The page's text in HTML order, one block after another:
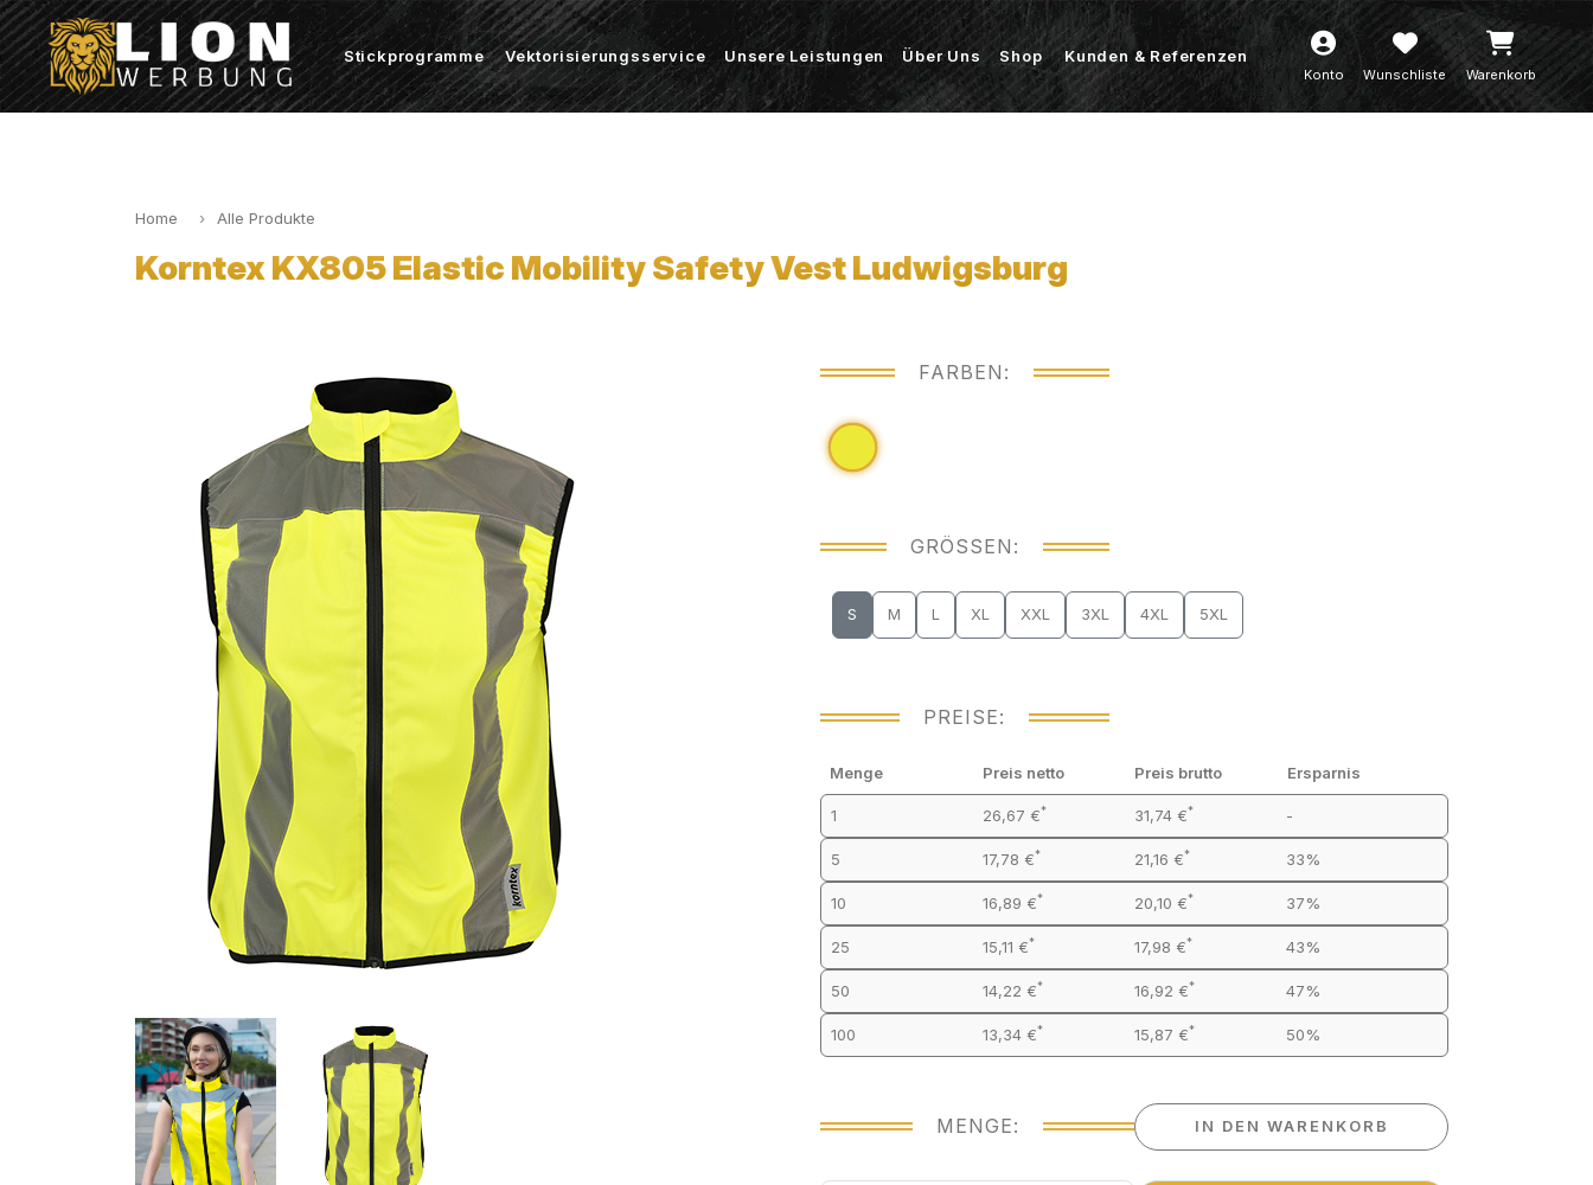
Stickprogramme Vektorisierungsservice Unsere Leistungen Über Uns Shop Kunden & Referenzen
Konto Wunschliste Warenkorb
Home Alle Produkte
Korntex KX805 Elastic Mobility Safety Vest Ludwigsburg
FARBEN:
GRÖSSEN:
S M L XL XXL 3XL 4XL 5XL
PREISE:
Menge Preis netto Preis brutto Ersparnis
1 26,67 €* 31,74 €* -
5 17,78 €* 21,16 €* 33%
10 16,89 €* 20,10 €* 37%
25 15,11 €* 17,98 €* 43%
50 14,22 €* 16,92 €* 47%
100 13,34 €* 15,87 €* 50%
MENGE: IN DEN WARENKORB